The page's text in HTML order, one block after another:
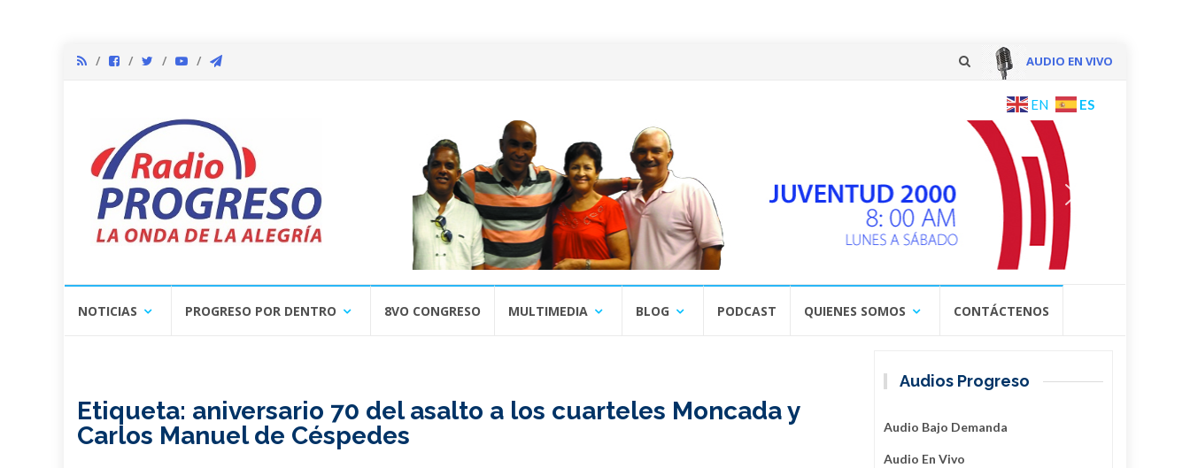
AUDIO EN VIVO
content
EN ES
NOTICIAS PROGRESO POR DENTRO 8VO CONGRESO MULTIMEDIA BLOG PODCAST QUIENES SOMOS CONTÁCTENOS
Etiqueta: aniversario 70 del asalto a los cuarteles Moncada y
Carlos Manuel de Céspedes
Audios Progreso
Audio Bajo Demanda
Audio En Vivo